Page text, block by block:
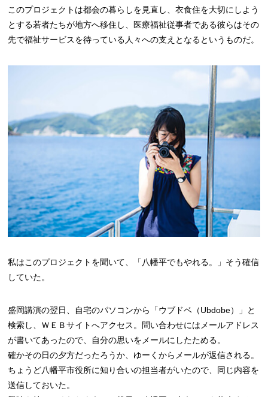
このプロジェクトは都会の暮らしを見直し、衣食住を大切にしよう
とする若者たちが地方へ移住し、医療福祉従事者である彼らはその
先で福祉サービスを待っている人々への支えとなるというものだ。
私はこのプロジェクトを聞いて、「八幡平でもやれる。」そう確信
していた。
盛岡講演の翌日、自宅のパソコンから「ウブドベ（Ubdobe）」と
検索し、ＷＥＢサイトへアクセス。問い合わせにはメールアドレス
が書いてあったので、自分の思いをメールにしたためる。
確かその日の夕方だったろうか、ゆーくからメールが返信される。
ちょうど八幡平市役所に知り合いの担当者がいたので、同じ内容を
送信しておいた。